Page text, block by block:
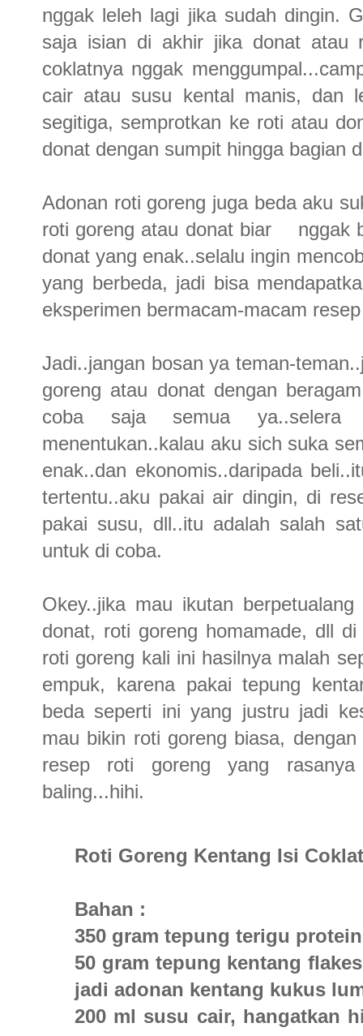
nggak leleh lagi jika sudah dingin.
saja isian di akhir jika donat atau
coklatnya nggak
cair atau susu kental manis, dan
segitiga, semprotkan ke roti atau
donat dengan sumpit hingga bagian
Adonan roti goreng juga beda aku
roti goreng atau donat biar nggak
donat yang enak..selalu ingin
yang berbeda, jadi bisa
eksperimen bermacam-macam
Jadi..jangan bosan ya teman-
goreng atau donat dengan
coba saja semua ya..selera
menentukan..kalau aku sich suka
enak..dan ekonomis..daripada
tertentu..aku pakai air dingin, di
pakai susu, dll..itu adalah salah
untuk di coba.
Okey..jika mau ikutan
donat, roti goreng homamade, dll
roti goreng kali ini hasilnya malah
empuk, karena pakai tepung
beda seperti ini yang justru jadi
mau bikin roti goreng biasa,
resep roti goreng yang
baling...hihi.
Roti Goreng Kentang Isi Coklat
Bahan :
350 gram tepung terigu
50 gram tepung kentang
jadi adonan kentang kukus
200 ml susu cair, hangatkan